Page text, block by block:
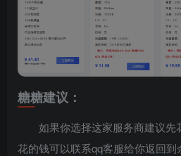
糖糖建议：
如果你选择这家服务商建议先
花的钱可以联系qq客服给你返回